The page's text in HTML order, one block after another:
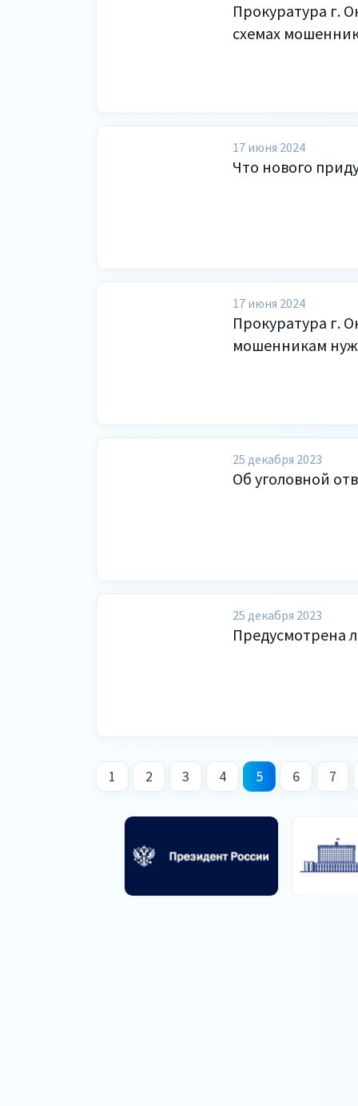
Прокуратура г.
схемах
17 июня 2024
Что нового
17 июня 2024
Прокуратура г.
мошенникам
25 декабря 2023
Об уголовной
25 декабря 2023
Предусмотрена
1 2 3 4 5 6 7